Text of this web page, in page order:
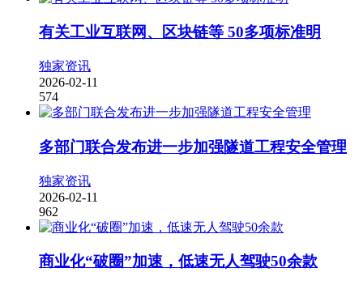
有关工业互联网、区块链等 50多项标准明
独家资讯
2026-02-11
574
多部门联合发布进一步加强隧道工程安全管理
独家资讯
2026-02-11
962
商业化“破圈”加速，低速无人驾驶50余款